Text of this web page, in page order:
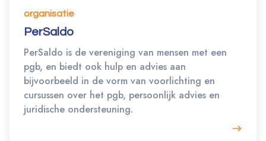
organisatie
PerSaldo
PerSaldo is de vereniging van mensen met een
pgb, en biedt ook hulp en advies aan
bijvoorbeeld in de vorm van voorlichting en
cursussen over het pgb, persoonlijk advies en
juridische ondersteuning.